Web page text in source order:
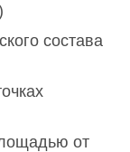
состава
от